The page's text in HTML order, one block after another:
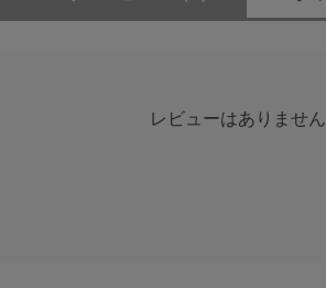
レビューはありません